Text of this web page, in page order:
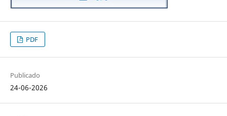
PDF
Publicado
24-06-2026